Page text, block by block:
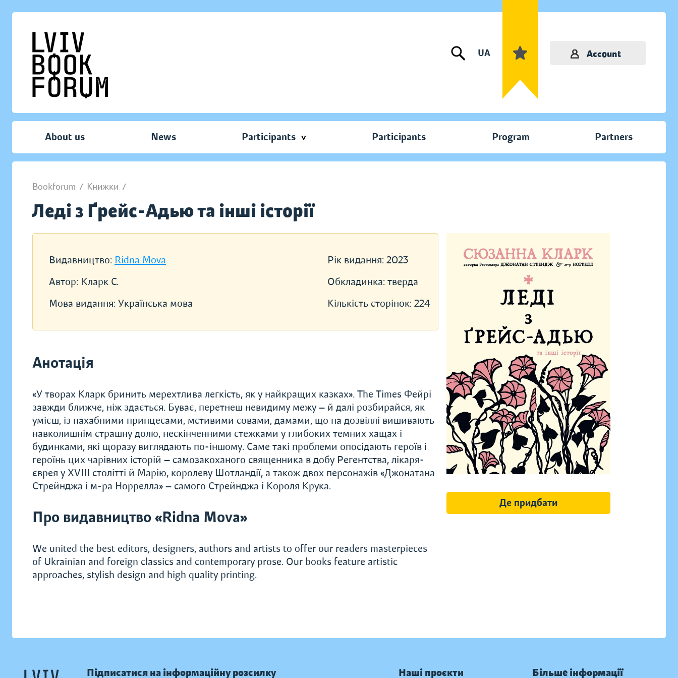
UA Account
About us News Participants Participants Program Partners
Bookforum / Книжки /
Леді з Ґрейс-Адью та інші історії
Видавництво: Ridna Mova
Автор: Кларк С.
Мова видання: Українська мова
Рік видання: 2023
Обкладинка: тверда
Кількість сторінок: 224
Анотація
«У творах Кларк бринить мерехтлива легкість, як у найкращих казках». The Times Фейрі
завжди ближче, ніж здається. Буває, перетнеш невидиму межу — й далі розбирайся, як
умієш, із нахабними принцесами, мстивими совами, дамами, що на дозвіллі вишивають
навколишнім страшну долю, нескінченними стежками у глибоких темних хащах і
будинками, які щоразу виглядають по-іншому. Саме такі проблеми опосідають героїв і
героїнь цих чарівних історій — самозакоханого священника в добу Регентства, лікаря-
єврея у XVIII столітті й Марію, королеву Шотландії, а також двох персонажів «Джонатана
Стрейнджа і м-ра Норрелла» — самого Стрейнджа і Короля Крука.
Про видавництво «Ridna Mova»
We united the best editors, designers, authors and artists to offer our readers masterpieces
of Ukrainian and foreign classics and contemporary prose. Our books feature artistic
approaches, stylish design and high quality printing.
Де придбати
Підписатися на інформаційну розсилку Наші проєкти Більше інформації